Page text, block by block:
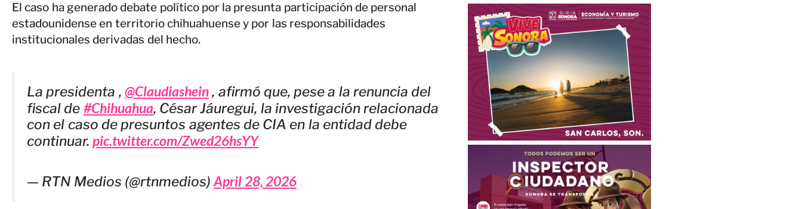
El caso ha generado debate político por la presunta participación de personal
estadounidense en territorio chihuahuense y por las responsabilidades
institucionales derivadas del hecho.
La presidenta , @Claudiashein, afirmó que, pese a la renuncia del
fiscal de #Chihuahua, César Jáuregui, la investigación relacionada
con el caso de presuntos agentes de CIA en la entidad debe
continuar.pic.twitter.com/Zwed26hsYY
— RTN Medios (@rtnmedios)April 28, 2026